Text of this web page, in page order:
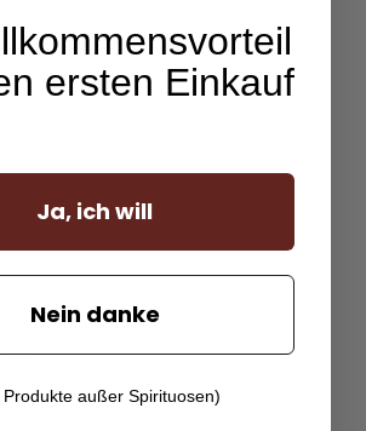
Herzliche Grüße,
wird nicht veröffentlicht.
ersten Einkauf
Ja, ich will
Nein danke
außer Spirituosen)